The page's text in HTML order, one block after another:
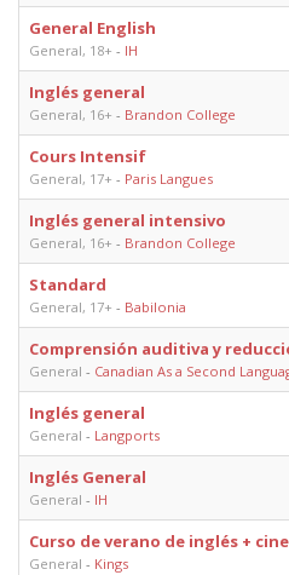
General English
General, 18+ - IH
Inglés general
General, 16+ - Brandon College
Cours Intensif
General, 17+ - Paris Langues
Inglés general intensivo
General, 16+ - Brandon College
Standard
General, 17+ - Babilonia
Comprensión auditiva y
General - Canadian As a Second
Inglés general
General - Langports
Inglés General
General - IH
Curso de verano de inglés +
General - Kings